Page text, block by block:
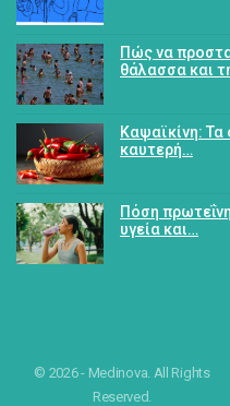
Πώς να
θάλασσα και
Καψαϊκίνη: Τα
καυτερή…
Πόση
υγεία και…
© 2026 - Medinova. All Rights
Reserved.